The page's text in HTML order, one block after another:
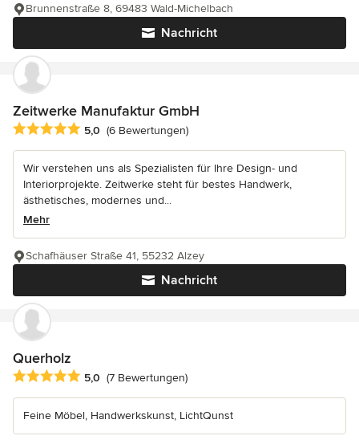
Nachricht
Brunnenstraße 8, 69483 Wald-Michelbach
Zeitwerke Manufaktur GmbH
Durchschnittliche Bewertung: 5 von 5 Sternen
5,0 (6 Bewertungen)
Wir verstehen uns als Spezialisten für Ihre Design- und
Interiorprojekte. Zeitwerke steht für bestes Handwerk,
ästhetisches, modernes und...
Mehr
Nachricht
Schafhäuser Straße 41, 55232 Alzey
Querholz
Durchschnittliche Bewertung: 5 von 5 Sternen
5,0 (7 Bewertungen)
Feine Möbel, Handwerkskunst, LichtQunst